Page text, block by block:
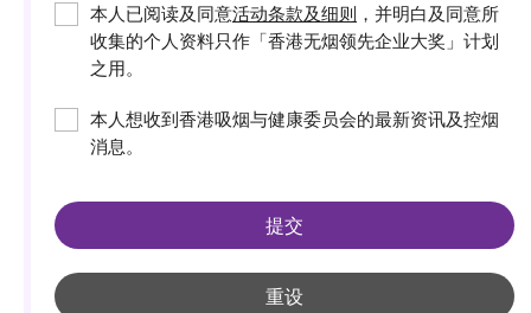
本人已阅读及同意活动条款及细则 ，并明白及同意所
收集的个人资料只作「香港无烟领先企业大奖」计划
之用。
本人想收到香港吸烟与健康委员会的最新资讯及控烟
消息。
提交
重设